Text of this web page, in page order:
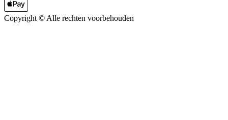
Copyright © Alle rechten voorbehouden